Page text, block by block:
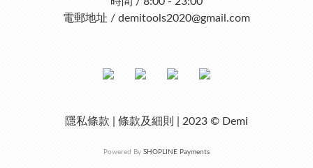
電郵地址 / demitools2020@gmail.com
隱私條款 | 條款及細則 | 2023 © Demi
Powered By SHOPLINE Payments